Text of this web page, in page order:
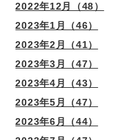
2022年12月（48）
2023年1月（46）
2023年2月（41）
2023年3月（47）
2023年4月（43）
2023年5月（47）
2023年6月（44）